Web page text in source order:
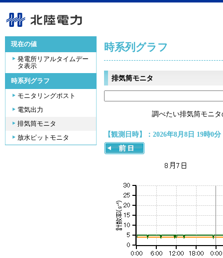
現在の値
発電所リアルタイムデー
タ表示
時系列グラフ
モニタリングポスト
電気出力
排気筒モニタ
放水ピットモニタ
時系列グラフ
排気筒モニタ
調べたい排気筒モニ
【観測日時】：2026年8月8日 19時0分